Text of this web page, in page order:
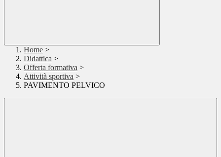
Home >
Didattica >
Offerta formativa >
Attività sportiva >
PAVIMENTO PELVICO